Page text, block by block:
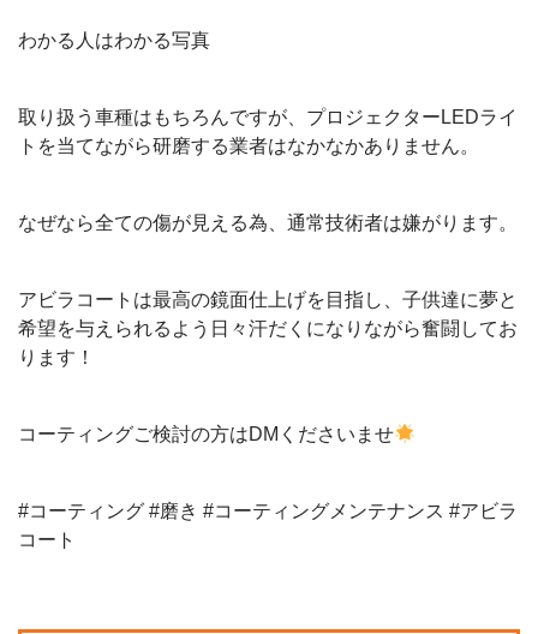
わかる人はわかる写真
取り扱う車種はもちろんですが、プロジェクターLEDライ
トを当てながら研磨する業者はなかなかありません。
なぜなら全ての傷が見える為、通常技術者は嫌がります。
アビラコートは最高の鏡面仕上げを目指し、子供達に夢と
希望を与えられるよう日々汗だくになりながら奮闘してお
ります！
コーティングご検討の方はDMくださいませ
#コーティング #磨き #コーティングメンテナンス #アビラ
コート